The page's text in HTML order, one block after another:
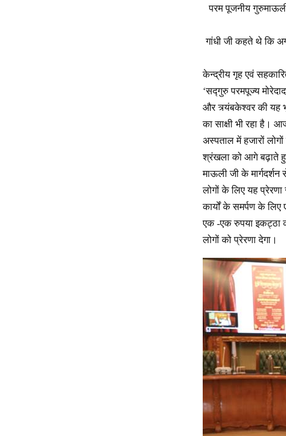
परम पूजनीय
गांधी जी कहते थे कि
केन्द्रीय गृह एवं
‘सद्गुरु परमपूज्य
और त्र्यंबकेश्वर की यह
का साक्षी भी रहा है।
अस्पताल में हजारों
श्रंखला को आगे बढ़ाते
माऊली जी के
लोगों के लिए यह
कार्यों के समर्पण के
एक -एक रुपया इकट्ठा
लोगों को प्रेरणा देगा।